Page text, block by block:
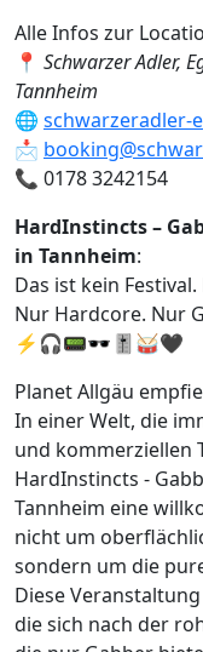
Alle Infos zur
📍 Schwarzer Adler,
Tannheim
🌐 schwarzeradler-
📩
📞 0178 3242154
HardInstincts –
in Tannheim:
Das ist kein
Nur Hardcore. Nur
⚡🎧📟🕶️🎚️🥁🖤
Planet Allgäu
In einer Welt, die
und kommerziellen
HardInstincts -
Tannheim eine
nicht um
sondern um die
Diese
die sich nach der